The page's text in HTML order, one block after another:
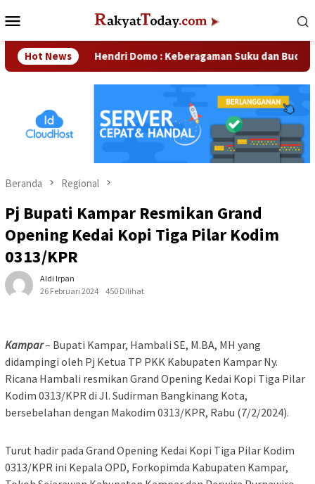
ke
Mobile
Hot NewsHendri Domo : Keberagaman Suku dan Budaya di
Beranda Regional
Pj Bupati Kampar Resmikan Grand
Opening Kedai Kopi Tiga Pilar Kodim
0313/KPR
Aldi Irpan
26 Februari 2024
450 Dilihat
Kampar– Bupati Kampar, Hambali SE, M.BA, MH yang
didampingi oleh Pj Ketua TP PKK Kabupaten Kampar Ny.
Ricana Hambali resmikan Grand Opening Kedai Kopi Tiga Pilar
Kodim 0313/KPR di Jl. Sudirman Bangkinang Kota,
bersebelahan dengan Makodim 0313/KPR, Rabu (7/2/2024).
Turut hadir pada Grand Opening Kedai Kopi Tiga Pilar Kodim
0313/KPR ini Kepala OPD, Forkopimda Kabupaten Kampar,